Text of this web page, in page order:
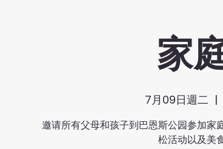
家
7月09日週二
  |
邀请所有父母和孩子到巴恩斯公园参加家
松活动以及美